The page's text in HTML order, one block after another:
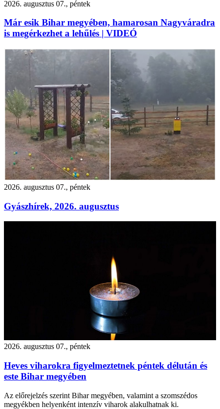
2026. augusztus 07., péntek
Már esik Bihar megyében, hamarosan Nagyváradra
is megérkezhet a lehűlés | VIDEÓ
2026. augusztus 07., péntek
Gyászhírek, 2026. augusztus
2026. augusztus 07., péntek
Heves viharokra figyelmeztetnek péntek délután és
este Bihar megyében
Az előrejelzés szerint Bihar megyében, valamint a szomszédos
megyékben helyenként intenzív viharok alakulhatnak ki.